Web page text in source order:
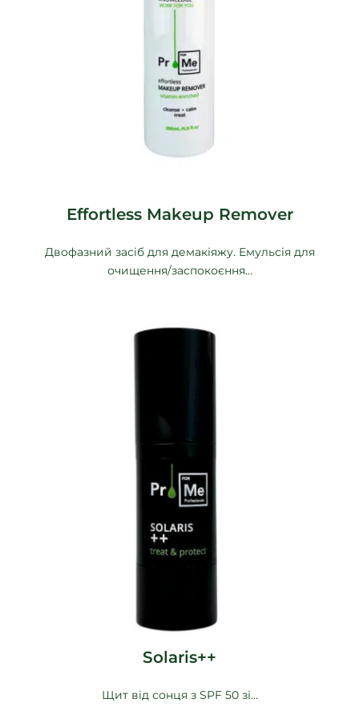
Effortless Makeup Remover
Двофазний засіб для демакіяжу. Емульсія для
очищення/заспокоєння...
Solaris++
Щит від сонця з SPF 50 зі...